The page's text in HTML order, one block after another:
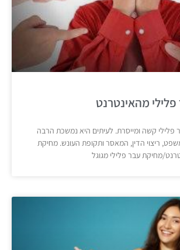
מהאינטרנט
פלילי קשה ומייסרת. לעיתים היא נמשכת הרבה
ריצוי הדין, המאסר ותקופת העונש. מחיקת
מחיקת עבר פלילי מגוגל